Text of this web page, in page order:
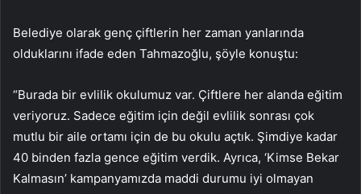
Belediye olarak genç çiftlerin her zaman yanlarında
olduklarını ifade eden Tahmazoğlu, şöyle konuştu:
“Burada bir evlilik okulumuz var. Çiftlere her alanda eğitim
veriyoruz. Sadece eğitim için değil evlilik sonrası çok
mutlu bir aile ortamı için de bu okulu açtık. Şimdiye kadar
40 binden fazla gence eğitim verdik. Ayrıca, ‘Kimse Bekar
Kalmasın’ kampanyamızda maddi durumu iyi olmayan